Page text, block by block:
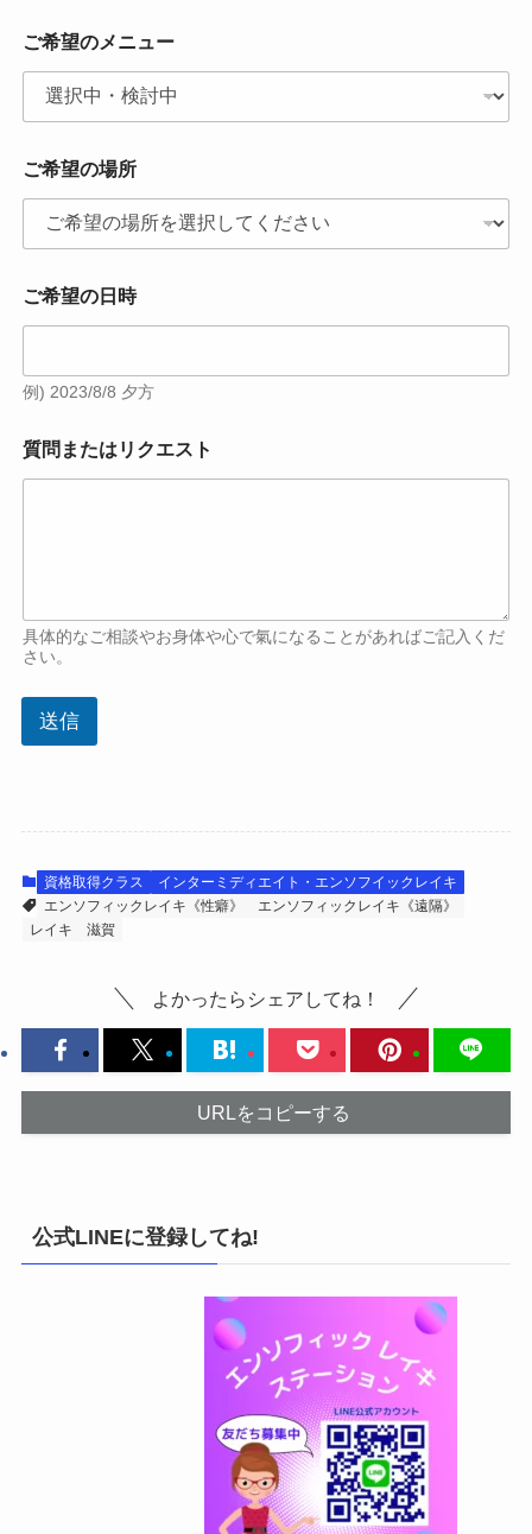
ご希望のメニュー
ご希望の場所
ご希望の日時
例) 2023/8/8 夕方
質問またはリクエスト
具体的なご相談やお身体や心で氣になることがあればご記入くだ
さい。
送信
資格取得クラス
インターミディエイト・エンソフイックレイキ
エンソフィックレイキ《性癖》
エンソフィックレイキ《遠隔》
レイキ
滋賀
よかったらシェアしてね！
URLをコピーする
公式LINEに登録してね!